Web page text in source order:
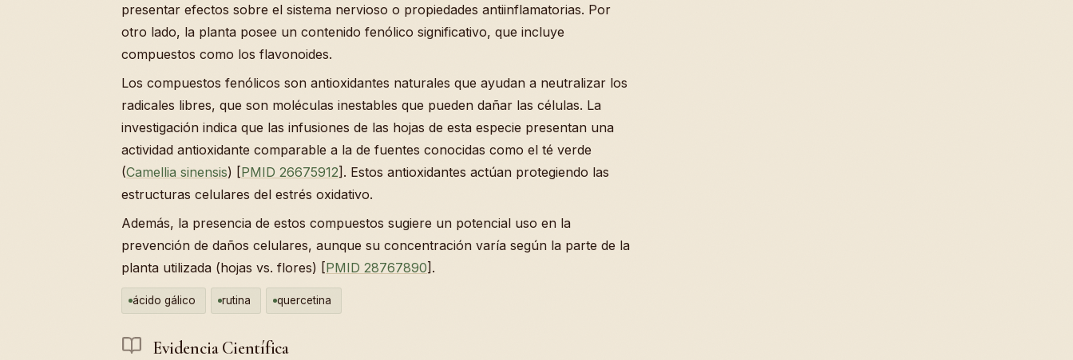
presentar efectos sobre el sistema nervioso o propiedades antiinflamatorias. Por
otro lado, la planta posee un contenido fenólico significativo, que incluye
compuestos como los flavonoides.
Los compuestos fenólicos son antioxidantes naturales que ayudan a neutralizar los
radicales libres, que son moléculas inestables que pueden dañar las células. La
investigación indica que las infusiones de las hojas de esta especie presentan una
actividad antioxidante comparable a la de fuentes conocidas como el té verde
(Camellia sinensis) [PMID 26675912]. Estos antioxidantes actúan protegiendo las
estructuras celulares del estrés oxidativo.
Además, la presencia de estos compuestos sugiere un potencial uso en la
prevención de daños celulares, aunque su concentración varía según la parte de la
planta utilizada (hojas vs. flores) [PMID 28767890].
ácido gálico rutina quercetina
Evidencia Científica